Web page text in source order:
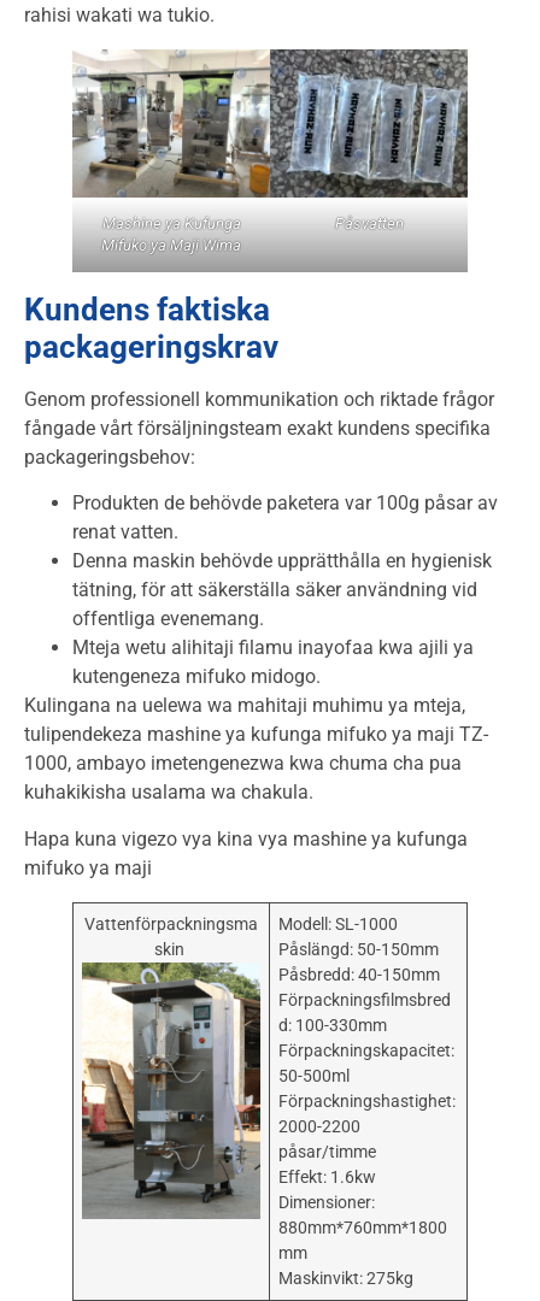
rahisi wakati wa tukio.
Mashine ya Kufunga
Mifuko ya Maji Wima
Påsvatten
Kundens faktiska
packageringskrav
Genom professionell kommunikation och riktade frågor
fångade vårt försäljningsteam exakt kundens specifika
packageringsbehov:
Produkten de behövde paketera var 100g påsar av
renat vatten.
Denna maskin behövde upprätthålla en hygienisk
tätning, för att säkerställa säker användning vid
offentliga evenemang.
Mteja wetu alihitaji filamu inayofaa kwa ajili ya
kutengeneza mifuko midogo.
Kulingana na uelewa wa mahitaji muhimu ya mteja,
tulipendekeza mashine ya kufunga mifuko ya maji TZ-
1000, ambayo imetengenezwa kwa chuma cha pua
kuhakikisha usalama wa chakula.
Hapa kuna vigezo vya kina vya mashine ya kufunga
mifuko ya maji
Vattenförpackningsma
skin
Modell: SL-1000
Påslängd: 50-150mm
Påsbredd: 40-150mm
Förpackningsfilmsbred
d: 100-330mm
Förpackningskapacitet:
50-500ml
Förpackningshastighet:
2000-2200
påsar/timme
Effekt: 1.6kw
Dimensioner:
880mm*760mm*1800
mm
Maskinvikt: 275kg